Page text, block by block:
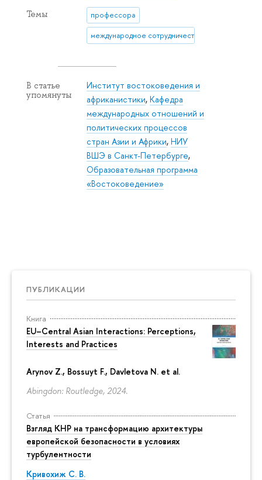
ПУБЛИКАЦИИ
Книга
EU–Central Asian Interactions: Perceptions,
Interests and Practices
Arynov Z., Bossuyt F., Davletova N. et al.
Abingdon: Routledge, 2024.
Статья
Взгляд КНР на трансформацию архитектуры
европейской безопасности в условиях
турбулентности
Кривохиж С. В.
Темы профессора
международное сотрудничество
В статье
упомянуты
Институт востоковедения и
африканистики,Кафедра
международных отношений и
политических процессов
стран Азии и Африки,НИУ
ВШЭ в Санкт-Петербурге,
Образовательная программа
«Востоковедение»